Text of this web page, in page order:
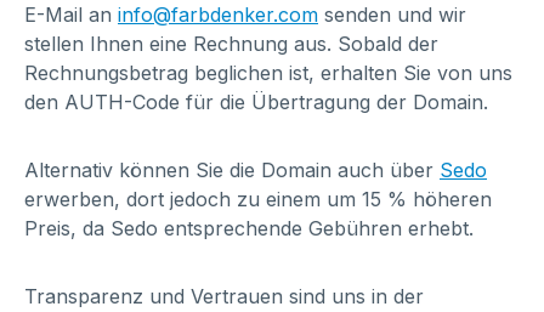
E-Mail an info@farbdenker.com senden und wir
stellen Ihnen eine Rechnung aus. Sobald der
Rechnungsbetrag beglichen ist, erhalten Sie von uns
den AUTH-Code für die Übertragung der Domain.
Alternativ können Sie die Domain auch über Sedo
erwerben, dort jedoch zu einem um 15 % höheren
Preis, da Sedo entsprechende Gebühren erhebt.
Transparenz und Vertrauen sind uns in der